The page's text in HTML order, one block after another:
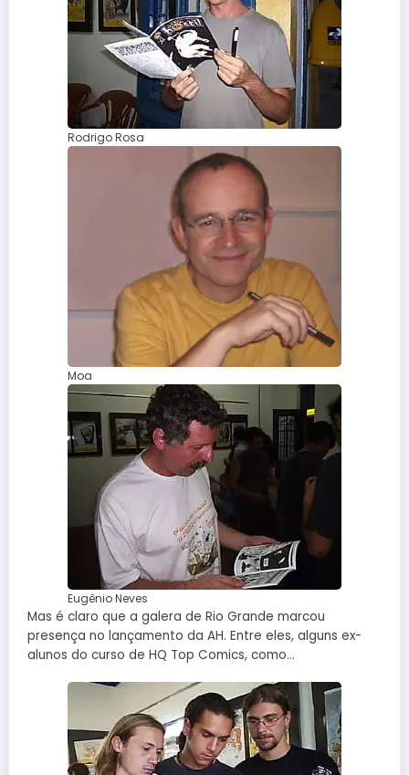
Rodrigo Rosa
Moa
Eugênio Neves
Mas é claro que a galera de Rio Grande marcou
presença no lançamento da AH. Entre eles, alguns ex-
alunos do curso de HQ Top Comics, como…